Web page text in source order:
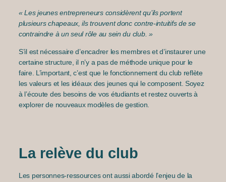
« Les jeunes entrepreneurs considèrent qu’ils portent
plusieurs chapeaux, ils trouvent donc contre-intuitifs de se
contraindre à un seul rôle au sein du club. »
S’il est nécessaire d’encadrer les membres et d’instaurer une
certaine structure, il n’y a pas de méthode unique pour le
faire. L’important, c’est que le fonctionnement du club reflète
les valeurs et les idéaux des jeunes qui le composent. Soyez
à l’écoute des besoins de vos étudiants et restez ouverts à
explorer de nouveaux modèles de gestion.
La relève du club
Les personnes-ressources ont aussi abordé l’enjeu de la